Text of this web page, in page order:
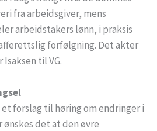
fra arbeidsgiver, mens
arbeidstakers lønn, i praksis
forfølgning. Det akter
til VG.
forslag til høring om endringer i
det at den øvre